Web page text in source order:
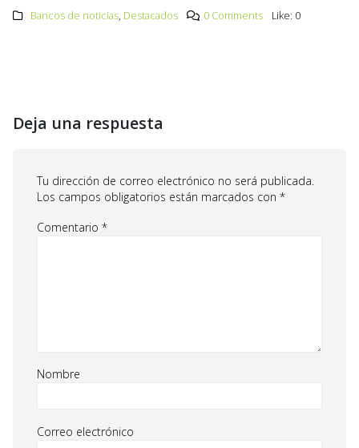
Bancos de noticias, Destacados 0 Comments Like: 0
Deja una respuesta
Tu dirección de correo electrónico no será publicada.
Los campos obligatorios están marcados con *
Comentario *
Nombre
Correo electrónico